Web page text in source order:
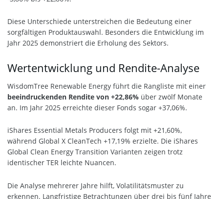
Diese Unterschiede unterstreichen die Bedeutung einer
sorgfältigen Produktauswahl. Besonders die Entwicklung im
Jahr 2025 demonstriert die Erholung des Sektors.
Wertentwicklung und Rendite-Analyse
WisdomTree Renewable Energy führt die Rangliste mit einer
beeindruckenden Rendite von +22,86% über zwölf Monate
an. Im Jahr 2025 erreichte dieser Fonds sogar +37,06%.
iShares Essential Metals Producers folgt mit +21,60%,
während Global X CleanTech +17,19% erzielte. Die iShares
Global Clean Energy Transition Varianten zeigen trotz
identischer TER leichte Nuancen.
Die Analyse mehrerer Jahre hilft, Volatilitätsmuster zu
erkennen. Langfristige Betrachtungen über drei bis fünf Jahre